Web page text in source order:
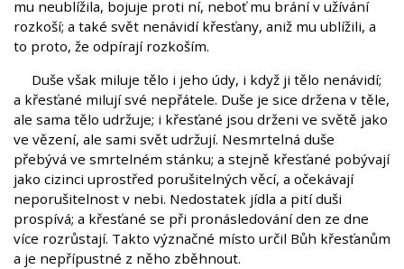
mu neublížila, bojuje proti ní, neboť mu brání v užívání
rozkoší; a také svět nenávidí křesťany, aniž mu ublížili, a
to proto, že odpírají rozkoším.
Duše však miluje tělo i jeho údy, i když ji tělo nenávidí;
a křesťané milují své nepřátele. Duše je sice držena v těle,
ale sama tělo udržuje; i křesťané jsou drženi ve světě jako
ve vězení, ale sami svět udržují. Nesmrtelná duše
přebývá ve smrtelném stánku; a stejně křesťané pobývají
jako cizinci uprostřed porušitelných věcí, a očekávají
neporušitelnost v nebi. Nedostatek jídla a pití duši
prospívá; a křesťané se při pronásledování den ze dne
více rozrůstají. Takto význačné místo určil Bůh křesťanům
a je nepřípustné z něho zběhnout.